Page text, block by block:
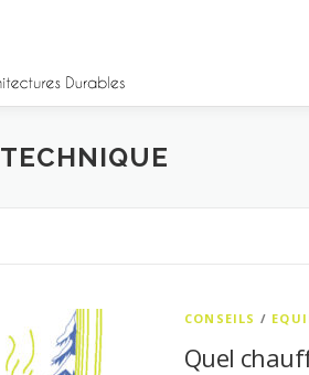
TECHNIQUE
CONSEILS /
Quel